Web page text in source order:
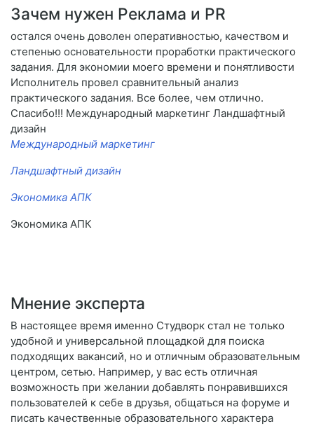
Зачем нужен Реклама и PR
остался очень доволен оперативностью, качеством и
степенью основательности проработки практического
задания. Для экономии моего времени и понятливости
Исполнитель провел сравнительный анализ
практического задания. Все более, чем отлично.
Спасибо!!! Международный маркетинг Ландшафтный
дизайн
Международный маркетинг
Ландшафтный дизайн
Экономика АПК
Экономика АПК
Мнение эксперта
В настоящее время именно Студворк стал не только
удобной и универсальной площадкой для поиска
подходящих вакансий, но и отличным образовательным
центром, сетью. Например, у вас есть отличная
возможность при желании добавлять понравившихся
пользователей к себе в друзья, общаться на форуме и
писать качественные образовательного характера